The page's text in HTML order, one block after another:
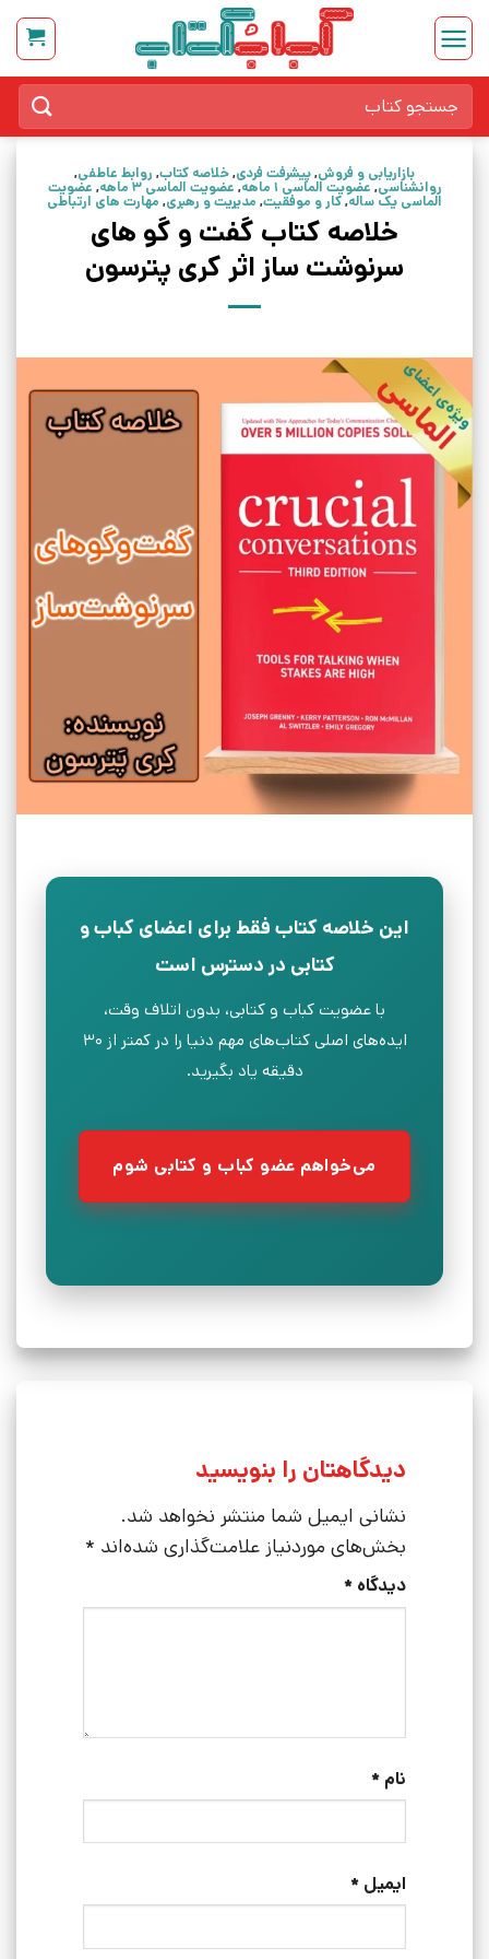
Skip
content
برای:
بازاریابی و فروش,پیشرفت فردی,خلاصه کتاب, روابط عاطفی,
روانشناسی,عضویت الماسی 1 ماهه , عضویت الماسی 3 ماهه , عضویت
الماسی یک ساله,کار و موفقیت, مدیریت و رهبری, مهارت های ارتباطی
خلاصه کتاب گفت و گو های
سرنوشت ساز اثر کری پترسون
این خلاصه کتاب فقط برای اعضای کباب و
کتابی در دسترس است
با عضویت کباب و کتابی، بدون اتلاف وقت،
ایده‌های اصلی کتاب‌های مهم دنیا را در کمتر از ۳۰
دقیقه یاد بگیرید.
می‌خواهم عضو کباب و کتابی شوم
دیدگاهتان را بنویسید
نشانی ایمیل شما منتشر نخواهد شد.
بخش‌های موردنیاز علامت‌گذاری شده‌اند *
دیدگاه *
نام *
ایمیل *